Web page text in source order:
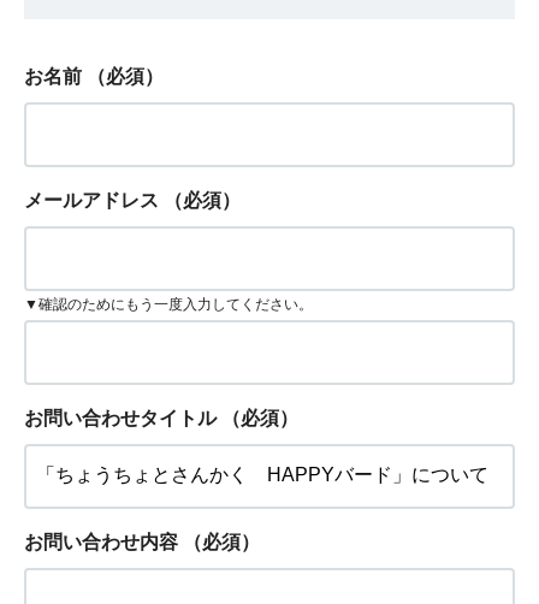
お名前 （必須）
メールアドレス （必須）
▼確認のためにもう一度入力してください。
お問い合わせタイトル （必須）
お問い合わせ内容 （必須）